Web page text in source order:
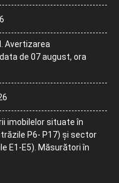
Avertizarea
de 07 august, ora
imobilelor situate în
P6- P17) și sector
E1-E5). Măsurători în